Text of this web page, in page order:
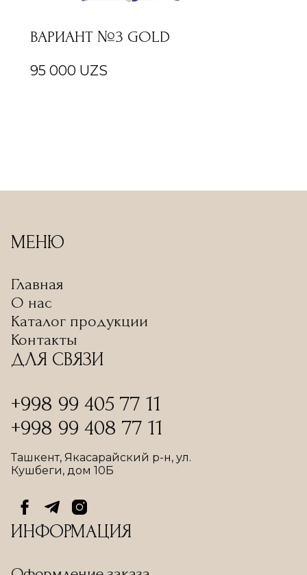
ВАРИАНТ №3 GOLD
95 000 UZS
МЕНЮ
Главная
О нас
Каталог продукции
Контакты
ДЛЯ СВЯЗИ
+998 99 405 77 11
+998 99 408 77 11
Ташкент, Якасарайский р-н, ул.
Кушбеги, дом 10Б
ИНФОРМАЦИЯ